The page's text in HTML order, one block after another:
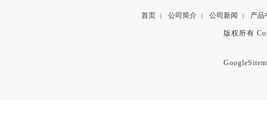
首页 | 公司简介 | 公司新闻 | 产品
版权所有